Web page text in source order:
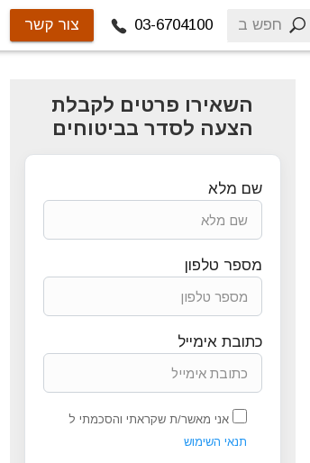
חפש 03-6704100 צור קשר
השאירו פרטים לקבלת
הצעה לסדר בביטוחים
שם מלא
מספר טלפון
כתובת אימייל
אני מאשר/ת שקראתי והסכמתי ל
תנאי השימוש